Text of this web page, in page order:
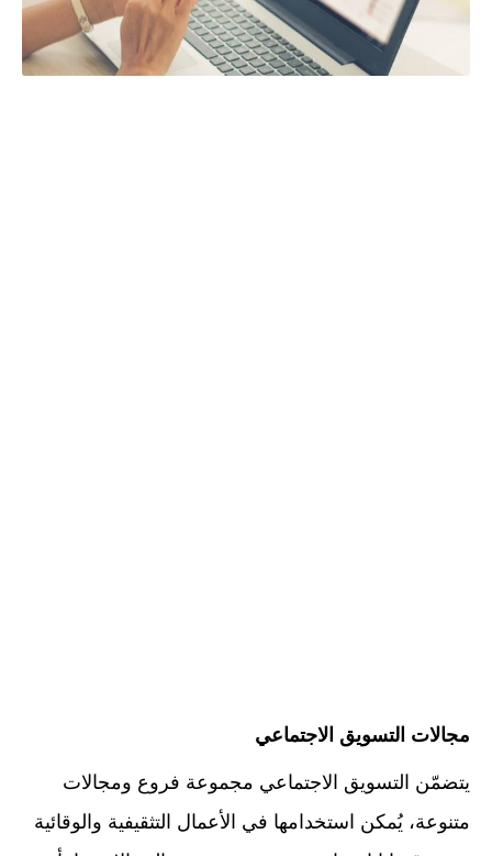
مجالات التسويق الاجتماعي
يتضمّن التسويق الاجتماعي مجموعة فروع ومجالات
متنوعة، يُمكن استخدامها في الأعمال التثقيفية والوقائية